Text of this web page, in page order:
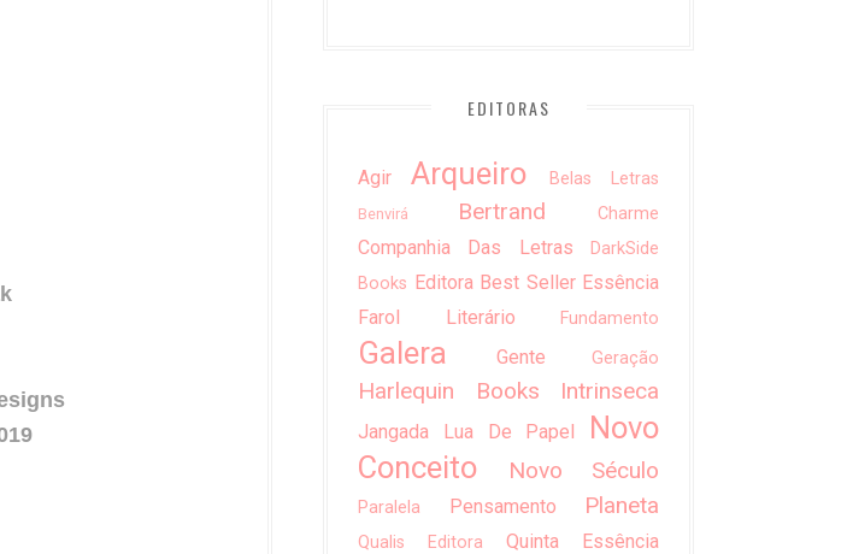
EDITORAS
Agir Arqueiro Belas Letras
Benvirá Bertrand Charme
Companhia Das Letras
DarkSide
Books Editora Best Seller Essência
Farol Literário
Fundamento
Galera Gente Geração
Harlequin Books Intrinseca
Jangada Lua De Papel
Novo
Conceito
Novo Século
Paralela Pensamento Planeta
Qualis Editora Quinta Essência